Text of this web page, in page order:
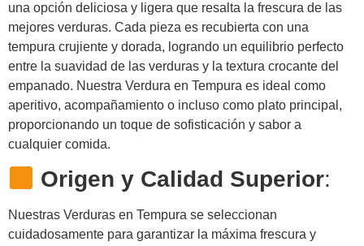
una opción deliciosa y ligera que resalta la frescura de las
mejores verduras. Cada pieza es recubierta con una
tempura crujiente y dorada, logrando un equilibrio perfecto
entre la suavidad de las verduras y la textura crocante del
empanado. Nuestra Verdura en Tempura es ideal como
aperitivo, acompañamiento o incluso como plato principal,
proporcionando un toque de sofisticación y sabor a
cualquier comida.
Origen y Calidad Superior:
Nuestras Verduras en Tempura se seleccionan
cuidadosamente para garantizar la máxima frescura y